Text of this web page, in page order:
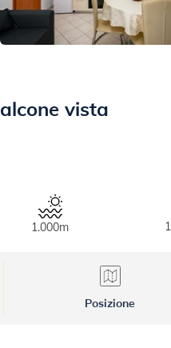
vista
1.000m
Posizione